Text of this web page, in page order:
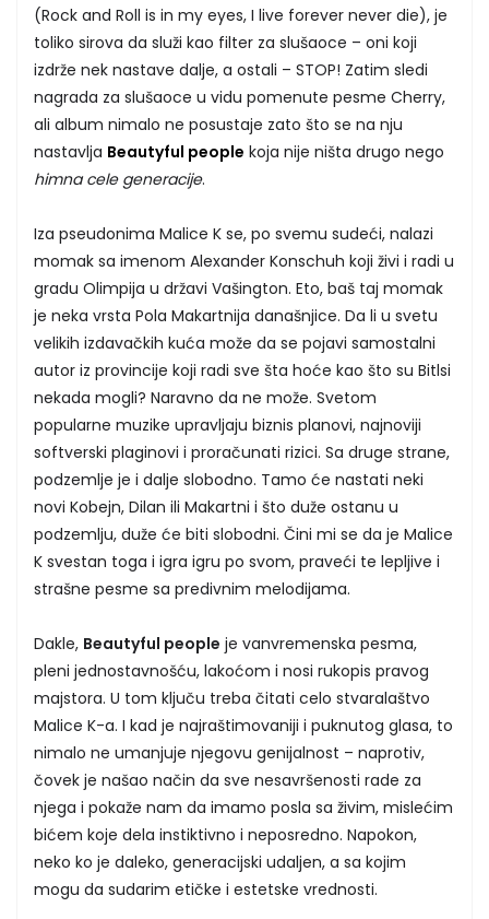
(Rock and Roll is in my eyes, I live forever never die), je
toliko sirova da služi kao filter za slušaoce – oni koji
izdrže nek nastave dalje, a ostali – STOP! Zatim sledi
nagrada za slušaoce u vidu pomenute pesme Cherry,
ali album nimalo ne posustaje zato što se na nju
nastavlja Beautyful people koja nije ništa drugo nego
himna cele generacije.
Iza pseudonima Malice K se, po svemu sudeći, nalazi
momak sa imenom Alexander Konschuh koji živi i radi u
gradu Olimpija u državi Vašington. Eto, baš taj momak
je neka vrsta Pola Makartnija današnjice. Da li u svetu
velikih izdavačkih kuća može da se pojavi samostalni
autor iz provincije koji radi sve šta hoće kao što su Bitlsi
nekada mogli? Naravno da ne može. Svetom
popularne muzike upravljaju biznis planovi, najnoviji
softverski plaginovi i proračunati rizici. Sa druge strane,
podzemlje je i dalje slobodno. Tamo će nastati neki
novi Kobejn, Dilan ili Makartni i što duže ostanu u
podzemlju, duže će biti slobodni. Čini mi se da je Malice
K svestan toga i igra igru po svom, praveći te lepljive i
strašne pesme sa predivnim melodijama.
Dakle, Beautyful people je vanvremenska pesma,
pleni jednostavnošću, lakoćom i nosi rukopis pravog
majstora. U tom ključu treba čitati celo stvaralaštvo
Malice K-a. I kad je najraštimovaniji i puknutog glasa, to
nimalo ne umanjuje njegovu genijalnost – naprotiv,
čovek je našao način da sve nesavršenosti rade za
njega i pokaže nam da imamo posla sa živim, mislećim
bićem koje dela instiktivno i neposredno. Napokon,
neko ko je daleko, generacijski udaljen, a sa kojim
mogu da sudarim etičke i estetske vrednosti.